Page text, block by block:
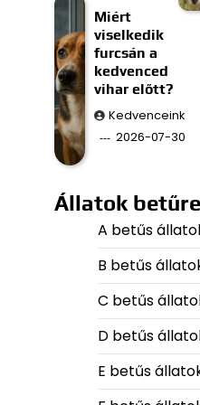
Miért
viselkedik
furcsán a
kedvenced
vihar előtt?
Kedvenceink
2026-07-30
Állatok
A betűs
B betűs
C betűs
D betűs
E betűs